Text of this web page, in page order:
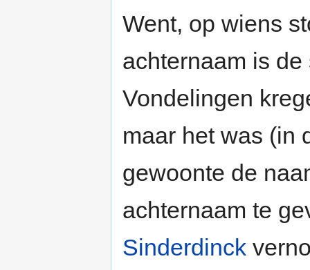
Went, op wiens
achternaam is
Vondelingen
maar het was (in
gewoonte de
achternaam te
Sinderdinck